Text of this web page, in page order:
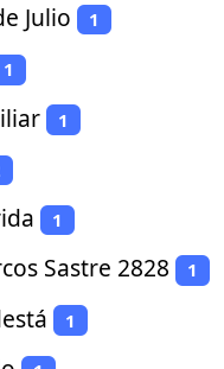
Julio 1
1
1
1
Sastre 2828 1
1